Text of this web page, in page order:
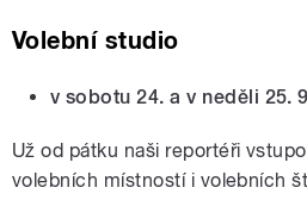
Volební studio
v sobotu 24. a v neděli 25.
Už od pátku naši reportéři
volebních místností i volebních